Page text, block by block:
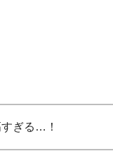
ぎる…！